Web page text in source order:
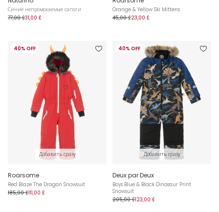
Синие непромокаемые сапоги
77,00 £31,00 £
Orange & Yellow Ski Mittens
45,00 £23,00 £
40% OFF
Добавить сразу
Roarsome
Red Blaze The Dragon Snowsuit
185,00 £111,00 £
40% OFF
Добавить сразу
Deux par Deux
Boys Blue & Black Dinosaur Print
Snowsuit
205,00 £123,00 £